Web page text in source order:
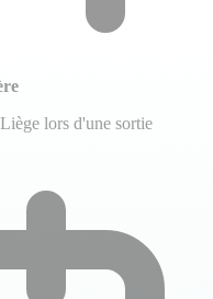
lors d'une sortie